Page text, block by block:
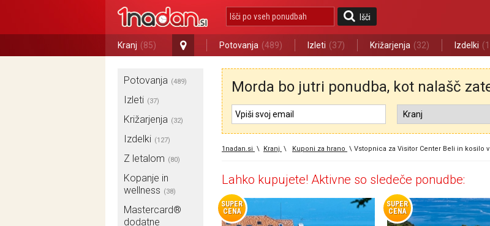
Išči
Kranj (85) Potovanja (489) Izleti (37) Križarjenja (32) Izdelki
Potovanja (489)
Izleti (37)
Križarjenja (32)
Izdelki (127)
Z letalom (80)
Kopanje in
wellness (38)
Mastercard®
dodatne
Morda bo jutri ponudba, kot nalašč
1nadan.si \ Kranj \ Kuponi za hrano \ Vstopnica za Visitor Center Beli in kosilo
Lahko kupujete! Aktivne so sledeče ponudbe:
SUPER
CENA
SUPER
CENA